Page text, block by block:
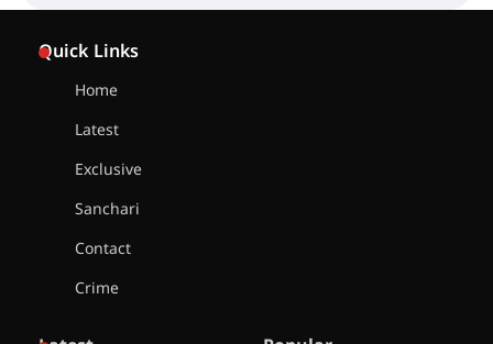
Quick Links
Home
Latest
Exclusive
Sanchari
Contact
Crime